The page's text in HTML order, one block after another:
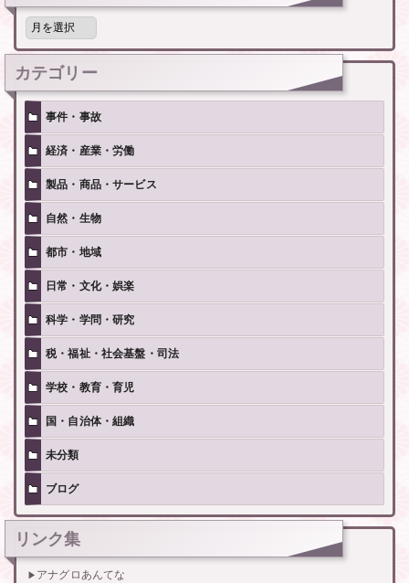
月
記
事
カテゴリー
事件・事故
経済・産業・労働
製品・商品・サービス
自然・生物
都市・地域
日常・文化・娯楽
科学・学問・研究
税・福祉・社会基盤・司法
学校・教育・育児
国・自治体・組織
未分類
ブログ
リンク集
アナグロあんてな